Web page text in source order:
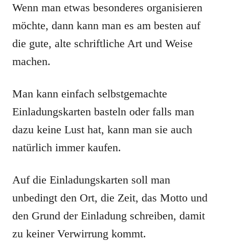
Wenn man etwas besonderes organisieren
möchte, dann kann man es am besten auf
die gute, alte schriftliche Art und Weise
machen.
Man kann einfach selbstgemachte
Einladungskarten basteln oder falls man
dazu keine Lust hat, kann man sie auch
natürlich immer kaufen.
Auf die Einladungskarten soll man
unbedingt den Ort, die Zeit, das Motto und
den Grund der Einladung schreiben, damit
zu keiner Verwirrung kommt.